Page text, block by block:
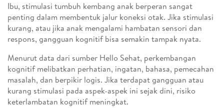
Ibu, stimulasi tumbuh kembang anak berperan sangat
penting dalam membentuk jalur koneksi otak. Jika stimulasi
kurang, atau jika anak mengalami hambatan sensori dan
respons, gangguan kognitif bisa semakin tampak nyata.
Menurut data dari sumber Hello Sehat, perkembangan
kognitif melibatkan perhatian, ingatan, bahasa, pemecahan
masalah, dan berpikir logis. Jika terdapat gangguan atau
kurang stimulasi pada aspek-aspek ini sejak dini, risiko
keterlambatan kognitif meningkat.